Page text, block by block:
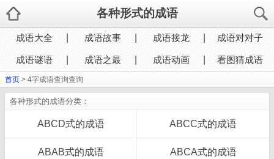
各种形式的成语
成语大全 成语故事 成语接龙 成语对对子
成语谜语 成语之最 成语动画 看图猜成语
首页 > 4字成语查询查询
各种形式的成语分类：
ABCD式的成语 ABCC式的成语
ABAB式的成语 ABCA式的成语